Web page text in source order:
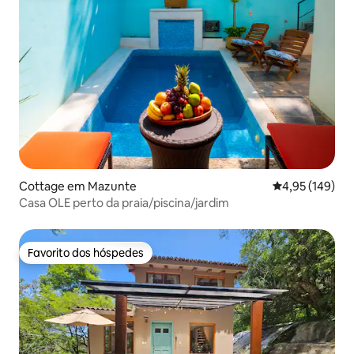
Cottage em Mazunte Classificação
4,95 (149)
Casa OLE perto da praia/piscina/jardim
Favorito dos hóspedes
Favorito dos hóspedes